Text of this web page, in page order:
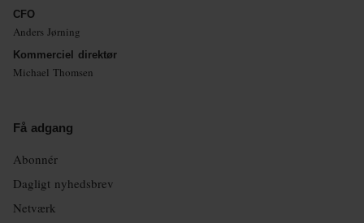
CFO
Anders Jørning
Kommerciel direktør
Michael Thomsen
Få adgang
Abonnér
Dagligt nyhedsbrev
Netværk